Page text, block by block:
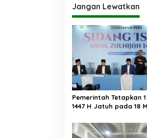
i
g
a
s
i
p
o
s
Jangan Lewatkan
Pemerintah Tetapkan
1447 H Jatuh pada 18